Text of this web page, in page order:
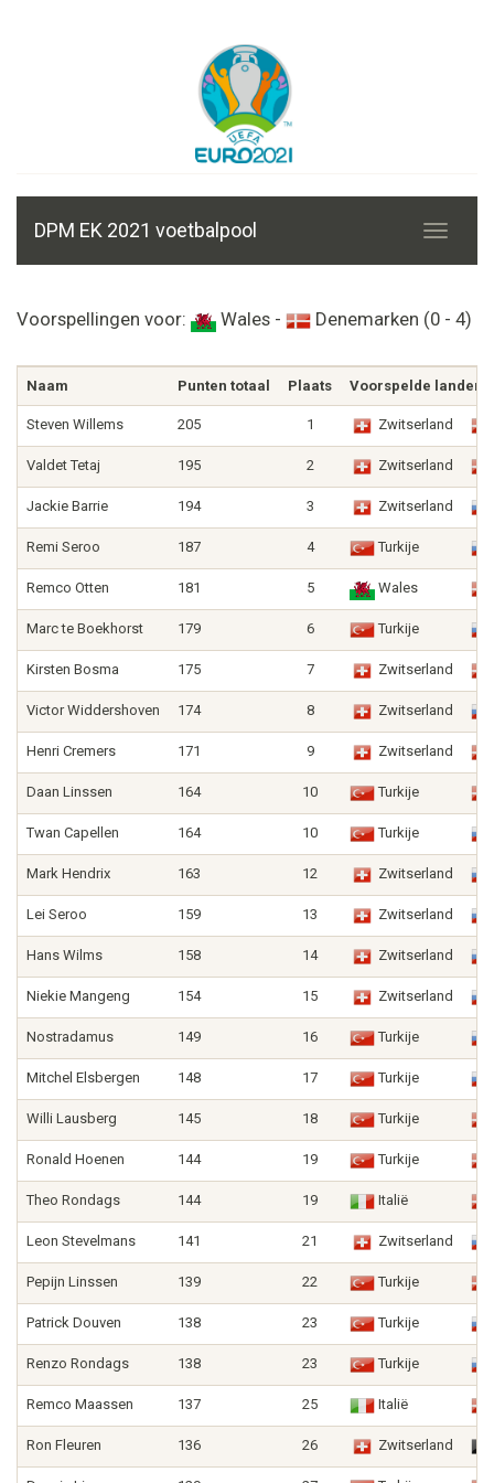
DPM EK 2021 voetbalpool
Voorspellingen voor: Wales - Denemarken (0 - 4)
Naam Punten totaal Plaats Voorspelde landen
Steven Willems 205 1 Zwitserland
Valdet Tetaj 195 2 Zwitserland
Jackie Barrie 194 3 Zwitserland
Remi Seroo 187 4 Turkije
Remco Otten 181 5 Wales
Marc te Boekhorst 179 6 Turkije
Kirsten Bosma 175 7 Zwitserland
Victor Widdershoven 174 8 Zwitserland
Henri Cremers 171 9 Zwitserland
Daan Linssen 164 10 Turkije
Twan Capellen 164 10 Turkije
Mark Hendrix 163 12 Zwitserland
Lei Seroo 159 13 Zwitserland
Hans Wilms 158 14 Zwitserland
Niekie Mangeng 154 15 Zwitserland
Nostradamus 149 16 Turkije
Mitchel Elsbergen 148 17 Turkije
Willi Lausberg 145 18 Turkije
Ronald Hoenen 144 19 Turkije
Theo Rondags 144 19 Italië
Leon Stevelmans 141 21 Zwitserland
Pepijn Linssen 139 22 Turkije
Patrick Douven 138 23 Turkije
Renzo Rondags 138 23 Turkije
Remco Maassen 137 25 Italië
Ron Fleuren 136 26 Zwitserland